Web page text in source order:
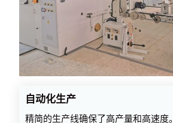
自动化生产
精简的生产线确保了高产量和高速度。